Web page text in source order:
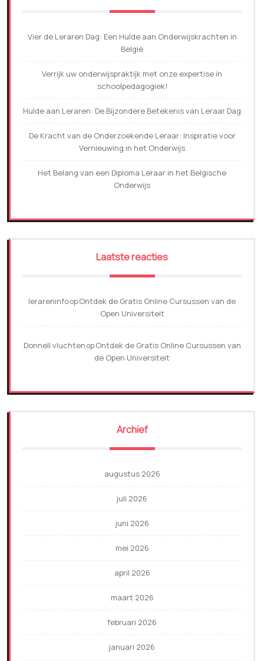
Vier de Leraren Dag: Een Hulde aan Onderwijskrachten in
België
Verrijk uw onderwijspraktijk met onze expertise in
schoolpedagogiek!
Hulde aan Leraren: De Bijzondere Betekenis van Leraar Dag
De Kracht van de Onderzoekende Leraar: Inspiratie voor
Vernieuwing in het Onderwijs
Het Belang van een Diploma Leraar in het Belgische
Onderwijs
Laatste reacties
lerareninfoopOntdek de Gratis Online Cursussen van de
Open Universiteit
Donnell vluchtenopOntdek de Gratis Online Cursussen van
de Open Universiteit
Archief
augustus 2026
juli 2026
juni 2026
mei 2026
april 2026
maart 2026
februari 2026
januari 2026